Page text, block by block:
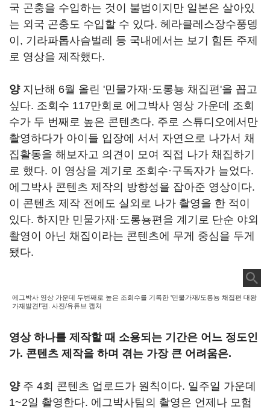
국 곤충을 수입하는 것이 불법이지만 일본은 살아있
는 외국 곤충도 수입할 수 있다. 헤라클레스장수풍뎅
이, 기라파톱사슴벌레 등 국내에서는 보기 힘든 주제
로 영상을 제작했다.
양지난해 6월 올린 '민물가재·도롱뇽 채집편'을 꼽고
싶다. 조회수 117만회로 에그박사 영상 가운데 조회
수가 두 번째로 높은 콘텐츠다. 주로 스튜디오에서만
촬영하다가 아이들 입장에 서서 자연으로 나가서 채
집활동을 해보자고 의견이 모여 직접 나가 채집하기
로 했다. 이 영상을 계기로 조회수·구독자가 늘었다.
에그박사 콘텐츠 제작의 방향성을 잡아준 영상이다.
이 콘텐츠 제작 전에도 실외로 나가 촬영을 한 적이
있다. 하지만 민물가재·도롱뇽편을 계기로 단순 야외
촬영이 아닌 채집이라는 콘텐츠에 무게 중심을 두게
됐다.
에그박사 영상 가운데 두번째로 높은 조회수를 기록한 '민물가재/도롱뇽 채집편 대왕
가재발견!'편. 사진/유튜브 캡처
영상 하나를 제작할 때 소용되는 기간은 어느 정도인
가. 콘텐츠 제작을 하며 겪는 가장 큰 어려움은.
양주 4회 콘텐츠 업로드가 원칙이다. 일주일 가운데
1~2일 촬영한다. 에그박사팀의 촬영은 언제나 모험